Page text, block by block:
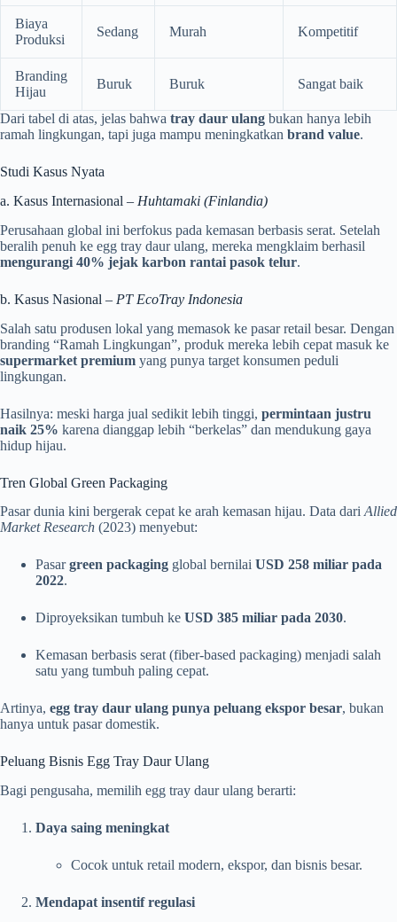
Biaya
Produksi
Sedang Murah Kompetitif
Branding
Hijau
Buruk Buruk Sangat baik
Dari tabel di atas, jelas bahwa tray daur ulang bukan hanya lebih
ramah lingkungan, tapi juga mampu meningkatkan brand value.
Studi Kasus Nyata
a. Kasus Internasional – Huhtamaki (Finlandia)
Perusahaan global ini berfokus pada kemasan berbasis serat. Setelah
beralih penuh ke egg tray daur ulang, mereka mengklaim berhasil
mengurangi 40% jejak karbon rantai pasok telur.
b. Kasus Nasional – PT EcoTray Indonesia
Salah satu produsen lokal yang memasok ke pasar retail besar. Dengan
branding “Ramah Lingkungan”, produk mereka lebih cepat masuk ke
supermarket premium yang punya target konsumen peduli
lingkungan.
Hasilnya: meski harga jual sedikit lebih tinggi, permintaan justru
naik 25% karena dianggap lebih “berkelas” dan mendukung gaya
hidup hijau.
Tren Global Green Packaging
Pasar dunia kini bergerak cepat ke arah kemasan hijau. Data dari Allied
Market Research (2023) menyebut:
Pasargreen packaging global bernilai USD 258 miliar pada
2022.
Diproyeksikan tumbuh ke USD 385 miliar pada 2030.
Kemasan berbasis serat (fiber-based packaging) menjadi salah
satu yang tumbuh paling cepat.
Artinya, egg tray daur ulang punya peluang ekspor besar, bukan
hanya untuk pasar domestik.
Peluang Bisnis Egg Tray Daur Ulang
Bagi pengusaha, memilih egg tray daur ulang berarti:
Daya saing meningkat
Cocok untuk retail modern, ekspor, dan bisnis besar.
Mendapat insentif regulasi